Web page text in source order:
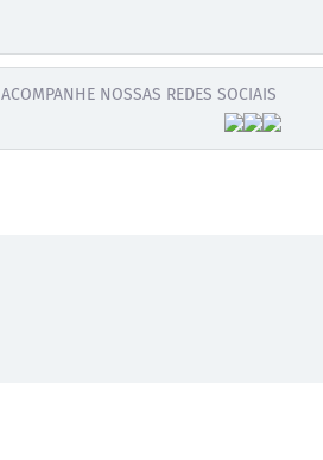
ACOMPANHE NOSSAS REDES SOCIAIS